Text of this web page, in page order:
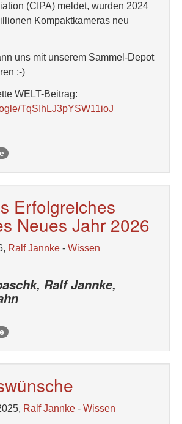
(CIPA) meldet, wurden 2024
Kompaktkameras neu
uns mit unserem Sammel-Depot
;-)
WELT-Beitrag:
TqSIhLJ3pYSW11ioJ
Erfolgreiches
Neues Jahr 2026
Ralf Jannke - Wissen
Ralf Jannke,
Ralf Jannke - Wissen